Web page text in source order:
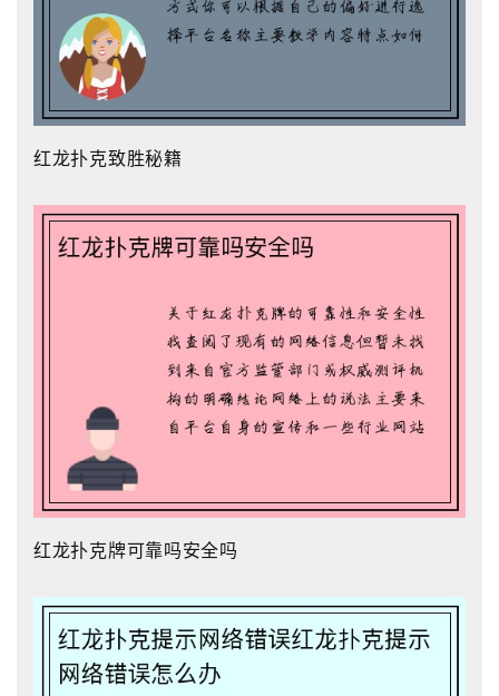
红龙扑克致胜秘籍
红龙扑克牌可靠吗安全吗